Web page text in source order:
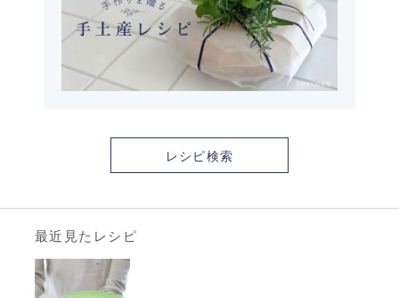
レシピ検索
最近見たレシピ